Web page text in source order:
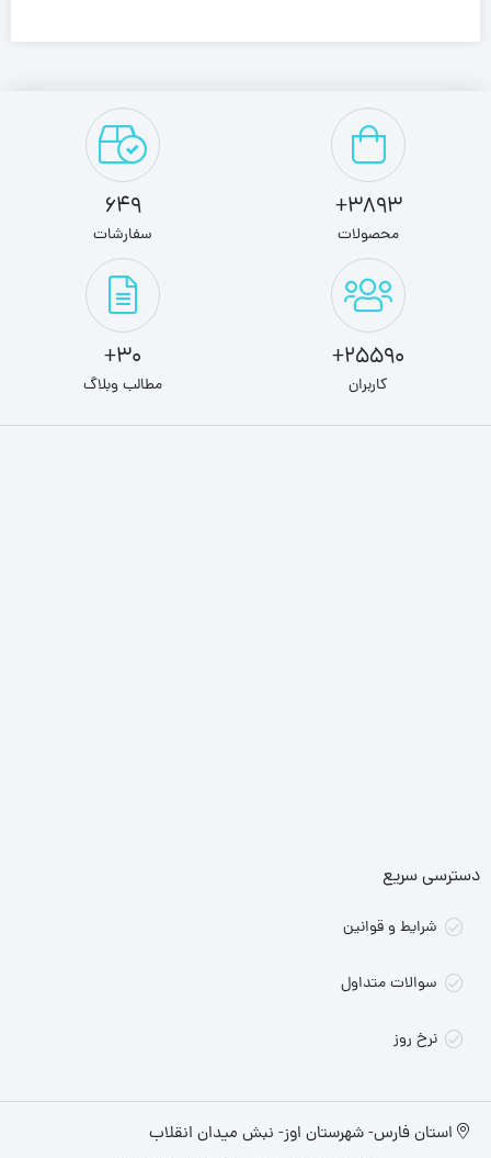
3893+
محصولات
649
سفارشات
25590+
کاربران
30+
مطالب وبلاگ
دسترسی سریع
شرایط و قوانین
سوالات متداول
نرخ روز
استان فارس- شهرستان اوز- نبش میدان انقلاب